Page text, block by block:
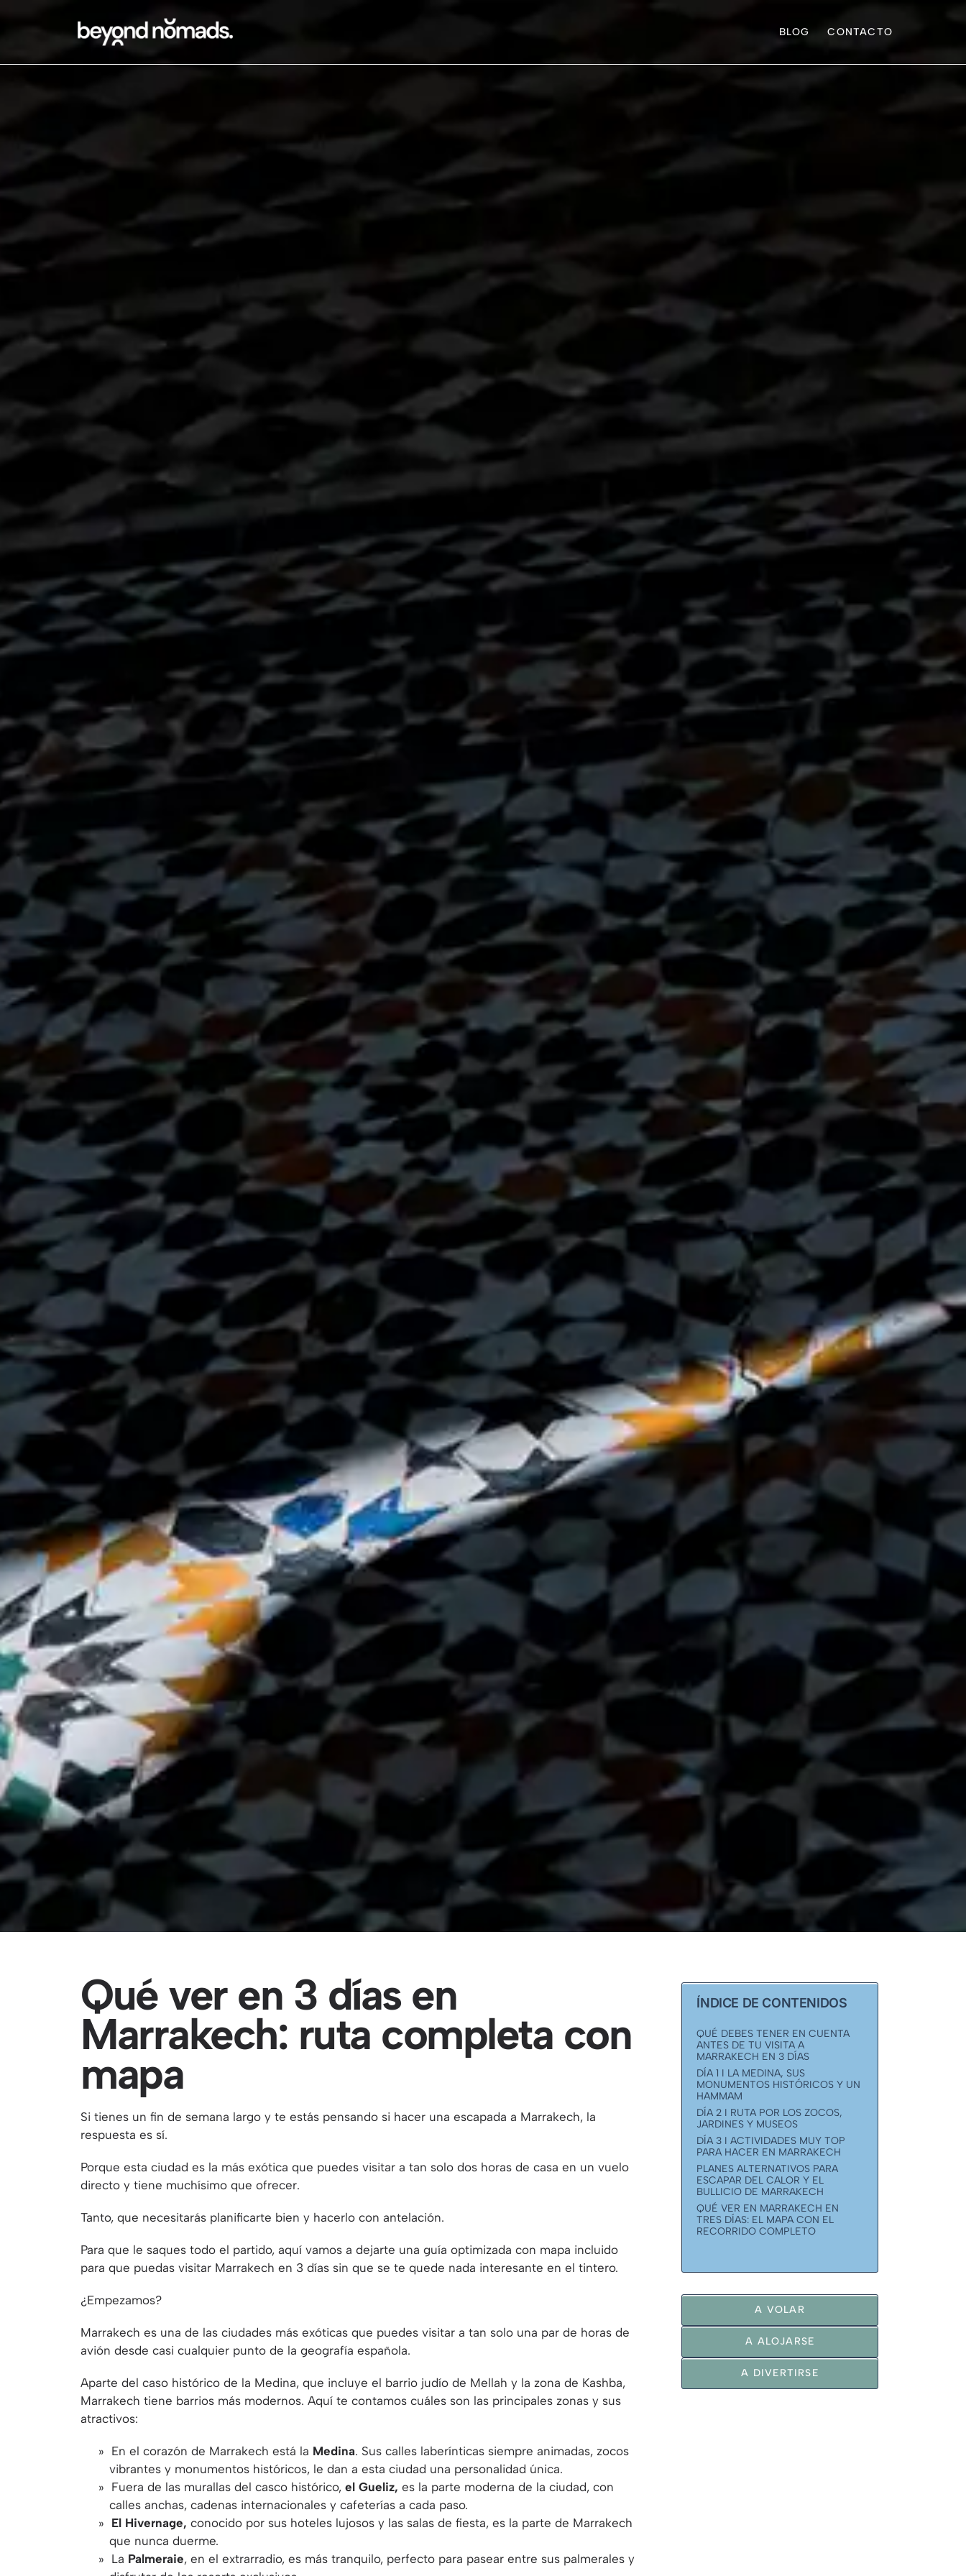
BLOG CONTACTO
Qué ver en 3 días en
Marrakech: ruta completa con
mapa
Si tienes un fin de semana largo y te estás pensando si hacer una escapada a Marrakech, la
respuesta es sí.
Porque esta ciudad es la más exótica que puedes visitar a tan solo dos horas de casa en un vuelo
directo y tiene muchísimo que ofrecer.
Tanto, que necesitarás planificarte bien y hacerlo con antelación.
Para que le saques todo el partido, aquí vamos a dejarte una guía optimizada con mapa incluido
para que puedas visitar Marrakech en 3 días sin que se te quede nada interesante en el tintero.
¿Empezamos?
Marrakech es una de las ciudades más exóticas que puedes visitar a tan solo una par de horas de
avión desde casi cualquier punto de la geografía española.
Aparte del caso histórico de la Medina, que incluye el barrio judío de Mellah y la zona de Kashba,
Marrakech tiene barrios más modernos. Aquí te contamos cuáles son las principales zonas y sus
atractivos:
En el corazón de Marrakech está la Medina. Sus calles laberínticas siempre animadas, zocos
vibrantes y monumentos históricos, le dan a esta ciudad una personalidad única.
Fuera de las murallas del casco histórico, el Gueliz, es la parte moderna de la ciudad, con
calles anchas, cadenas internacionales y cafeterías a cada paso.
El Hivernage, conocido por sus hoteles lujosos y las salas de fiesta, es la parte de Marrakech
que nunca duerme.
La Palmeraie, en el extrarradio, es más tranquilo, perfecto para pasear entre sus palmerales y
ÍNDICE DE CONTENIDOS
QUÉ DEBES TENER EN CUENTA
ANTES DE TU VISITA A
MARRAKECH EN 3 DÍAS
DÍA 1 I LA MEDINA, SUS
MONUMENTOS HISTÓRICOS Y UN
HAMMAM
DÍA 2 I RUTA POR LOS ZOCOS,
JARDINES Y MUSEOS
DÍA 3 I ACTIVIDADES MUY TOP
PARA HACER EN MARRAKECH
PLANES ALTERNATIVOS PARA
ESCAPAR DEL CALOR Y EL
BULLICIO DE MARRAKECH
QUÉ VER EN MARRAKECH EN
TRES DÍAS: EL MAPA CON EL
RECORRIDO COMPLETO
A VOLAR
A ALOJARSE
A DIVERTIRSE